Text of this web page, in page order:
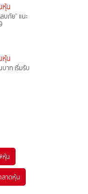
หุ้น
บภัย” แนะ
หุ้น
บาท เริ่มรับ
หุ้น
าดหุ้น